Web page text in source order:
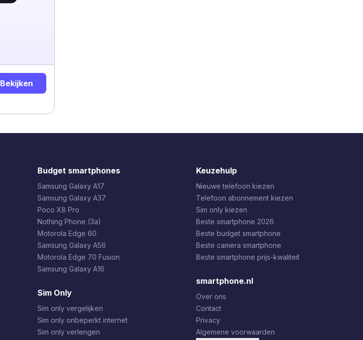
Bekijken
Budget smartphones
Samsung Galaxy A17
Samsung Galaxy A37
Poco X8 Pro
Nothing Phone (3a)
Motorola Edge 60
Samsung Galaxy A56
Motorola Edge 70 Fusion
Samsung Galaxy A16
Sim Only
Sim only vergelijken
Sim only onbeperkt internet
Sim only verlengen
Keuzehulp
Nieuwe telefoon kiezen
Telefoon abonnement kiezen
Sim only kiezen
Beste smartphone 2026
Beste budget smartphone
Beste camera smartphone
Beste smartphone prijs-kwaliteit
smartphone.nl
Over ons
Contact
Privacy
Algemene voorwaarden